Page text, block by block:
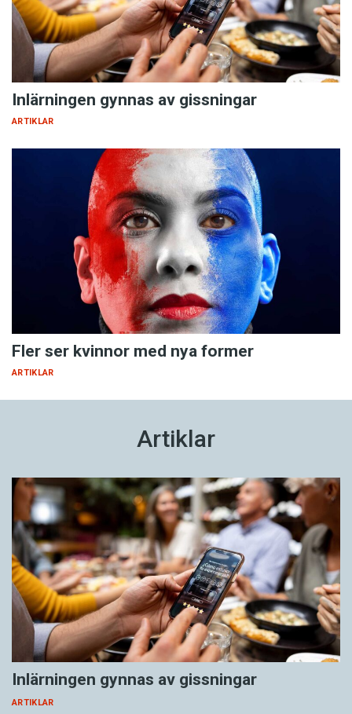
Inlärningen gynnas av gissningar
ARTIKLAR
Fler ser kvinnor med nya former
ARTIKLAR
Artiklar
Inlärningen gynnas av gissningar
ARTIKLAR